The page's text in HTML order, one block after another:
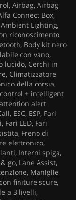
Airbag, Airbag
Connect Box,
Lighting,
riconoscimento
Body kit nero
con vano,
lucido, Cerchi in
Climatizzatore
della corsia,
+ intelligent
alert
ESC, ESP, Fari
LED, Fari
Freno di
elettronico,
Interni spiga,
go, Lane Assist,
Maniglie
finiture scure,
a 3 livelli,